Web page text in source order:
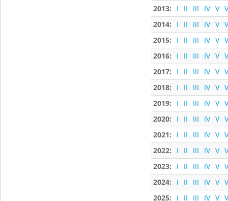
2013:
I II III IV V
2014:
I II III IV V
2015:
I II III IV V
2016:
I II III IV V
2017:
I II III IV V
2018:
I II III IV V
2019:
I II III IV V
2020:
I II III IV V
2021:
I II III IV V
2022:
I II III IV V
2023:
I II III IV V
2024:
I II III IV V
2025:
I II III IV V